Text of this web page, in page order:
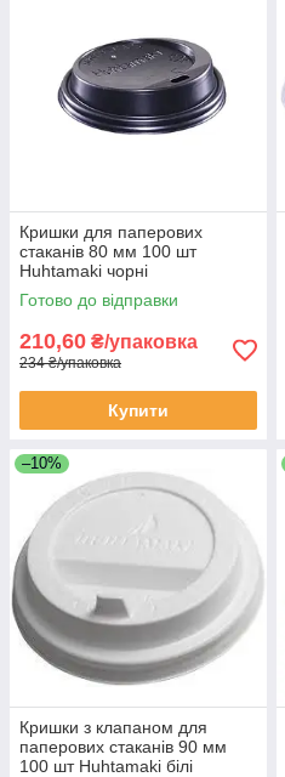
Кришки для паперових
стаканів 80 мм 100 шт
Huhtamaki чорні
Готово до відправки
210,60 ₴/упаковка
234 ₴/упаковка
Купити
–10%
Кришки з клапаном для
паперових стаканів 90 мм
100 шт Huhtamaki білі